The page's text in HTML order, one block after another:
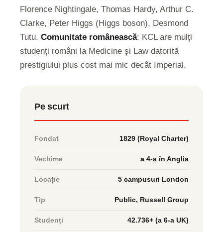
Florence Nightingale, Thomas Hardy, Arthur C.
Clarke, Peter Higgs (Higgs boson), Desmond
Tutu. Comunitate românească: KCL are mulți
studenți români la Medicine și Law datorită
prestigiului plus cost mai mic decât Imperial.
Pe scurt
Fondat 1829 (Royal Charter)
Vechime a 4-a în Anglia
Locație 5 campusuri London
Tip Public, Russell Group
Studenți 42.736+ (a 6-a UK)